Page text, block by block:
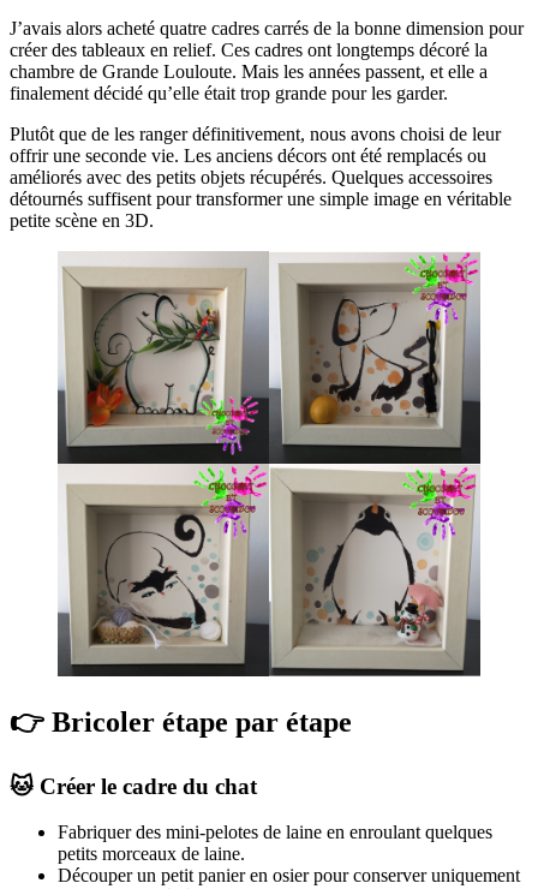
J’avais alors acheté quatre cadres carrés de la bonne dimension pour
créer des tableaux en relief. Ces cadres ont longtemps décoré la
chambre de Grande Louloute. Mais les années passent, et elle a
finalement décidé qu’elle était trop grande pour les garder.
Plutôt que de les ranger définitivement, nous avons choisi de leur
offrir une seconde vie. Les anciens décors ont été remplacés ou
améliorés avec des petits objets récupérés. Quelques accessoires
détournés suffisent pour transformer une simple image en véritable
petite scène en 3D.
👉 Bricoler étape par étape
🐱 Créer le cadre du chat
Fabriquer des mini-pelotes de laine en enroulant quelques
petits morceaux de laine.
Découper un petit panier en osier pour conserver uniquement